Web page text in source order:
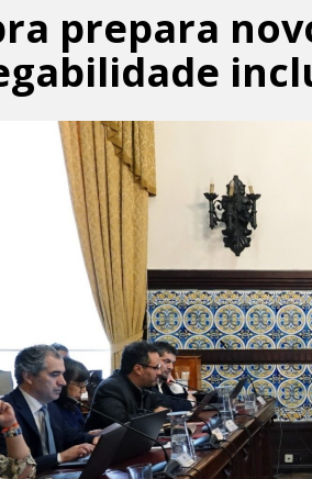
prepara